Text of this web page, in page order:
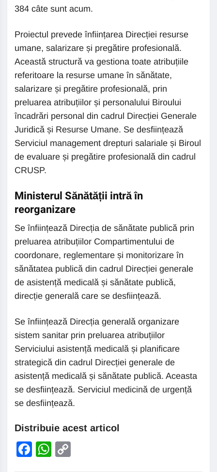
384 câte sunt acum.
Proiectul prevede înființarea Direcției resurse
umane, salarizare și pregătire profesională.
Această structură va gestiona toate atribuțiile
referitoare la resurse umane în sănătate,
salarizare și pregătire profesională, prin
preluarea atribuțiilor și personalului Biroului
încadrări personal din cadrul Direcției Generale
Juridică și Resurse Umane. Se desființează
Serviciul management drepturi salariale și Biroul
de evaluare și pregătire profesională din cadrul
CRUSP.
Ministerul Sănătății intră în
reorganizare
Se înființează Direcția de sănătate publică prin
preluarea atribuțiilor Compartimentului de
coordonare, reglementare și monitorizare în
sănătatea publică din cadrul Direcției generale
de asistență medicală și sănătate publică,
direcție generală care se desființează.
Se înființează Direcția generală organizare
sistem sanitar prin preluarea atribuțiilor
Serviciului asistență medicală și planificare
strategică din cadrul Direcției generale de
asistență medicală și sănătate publică. Aceasta
se desființează. Serviciul medicină de urgență
se desființează.
Distribuie acest articol
Facebook
WhatsApp